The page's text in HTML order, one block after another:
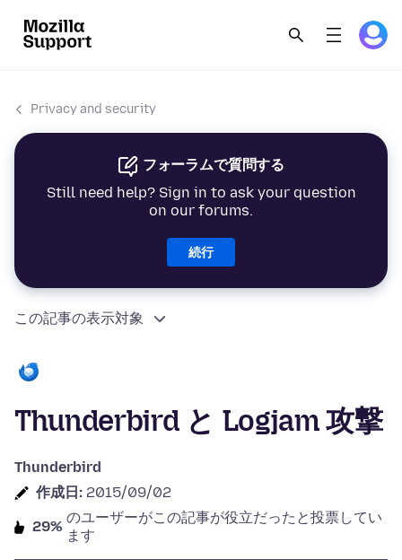
Privacy and security
フォーラムで質問する
Still need help? Sign in to ask your question
on our forums.
続行
この記事の表示対象
Thunderbird と Logjam 攻撃
Thunderbird
作成日: 2015/09/02
29%
のユーザーがこの記事が役立だったと投票してい
ます